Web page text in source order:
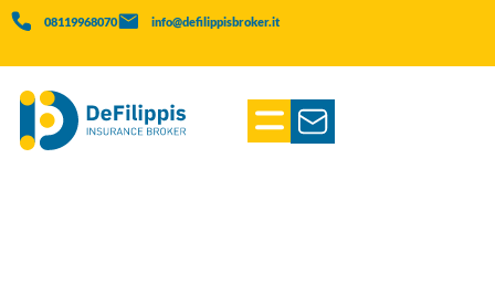
08119968070 info@defilippisbroker.it